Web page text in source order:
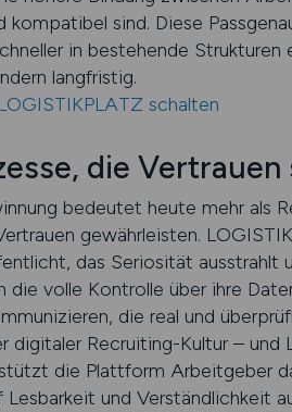
kompatibel sind. Diese
in bestehende
langfristig.
schalten
die Vertrauen
bedeutet heute mehr als
gewährleisten.
das Seriosität ausstrahlt
volle Kontrolle über ihre
die real und
digitaler Recruiting-Kultur –
die Plattform Arbeitgeber
Lesbarkeit und Verständlichkeit